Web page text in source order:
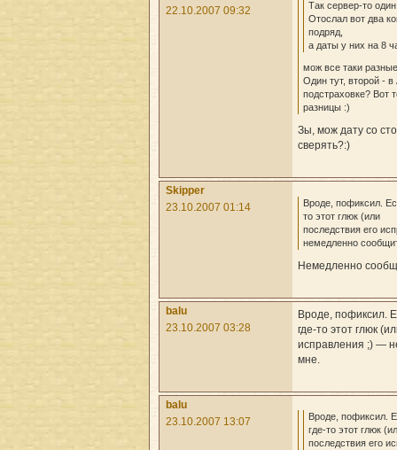
22.10.2007 09:32
Так сервер-то
Отослал вот два
подряд,
а даты у них на 8
мож все таки
Один тут, второй -
подстраховке? Вот
разницы :)
Зы, мож дату со
сверять?:)
Skipper
23.10.2007 01:14
Вроде, пофиксил.
то этот глюк (или
последствия его
немедленно
Немедленно
balu
23.10.2007 03:28
Вроде, пофиксил.
где-то этот глюк
исправления ;) —
мне.
balu
23.10.2007 13:07
Вроде, пофиксил.
где-то этот глюк
последствия его